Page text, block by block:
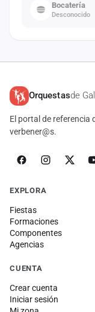
Bocatería
Desconocido
Orquestasde
El portal de referencia
verbener@s.
EXPLORA
Fiestas
Formaciones
Componentes
Agencias
CUENTA
Crear cuenta
Iniciar sesión